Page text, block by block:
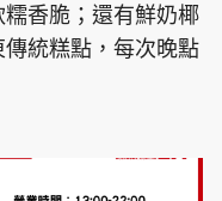
糯香脆；還有鮮奶椰
統糕點，每次晚點